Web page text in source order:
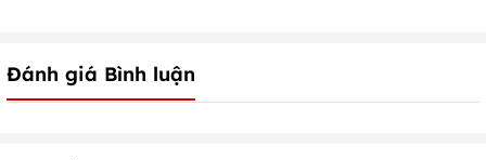
Đánh giá Bình luận